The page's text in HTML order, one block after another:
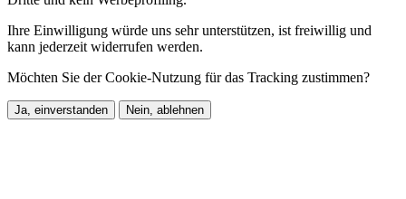
Ihre Einwilligung würde uns sehr unterstützen, ist freiwillig und
kann jederzeit widerrufen werden.
Möchten Sie der Cookie-Nutzung für das Tracking zustimmen?
Ja, einverstanden Nein, ablehnen